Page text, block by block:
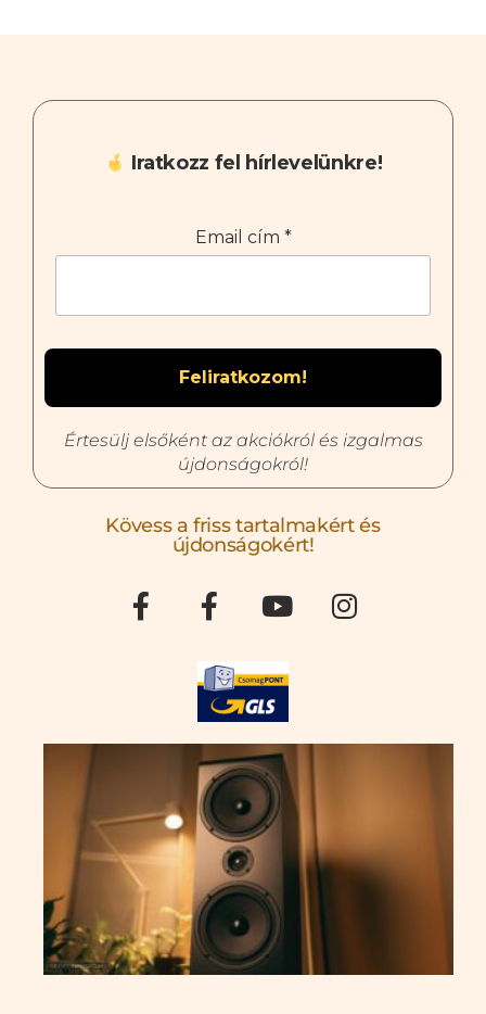
Iratkozz fel hírlevelünkre!
Email cím *
Értesülj elsőként az akciókról és izgalmas
újdonságokról!
Kövess a friss tartalmakért és
újdonságokért!